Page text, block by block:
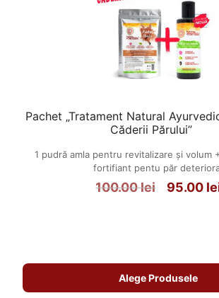
Pachet „Tratament Natural
Căderii Părului”
1 pudră amla pentru revitalizare și volum
fortifiant pentu păr
100.00lei
Prețul
100.00 lei.
95.00
Prețul
Alege Produsele